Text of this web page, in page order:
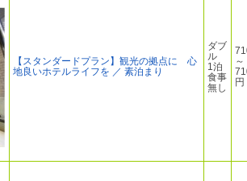
【スタンダードプラン】観光の拠点に 心
地良いホテルライフを ／ 素泊まり
ダブ
ル
1泊
食事
無し
～
円